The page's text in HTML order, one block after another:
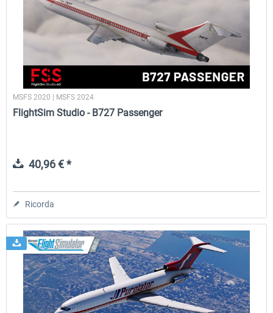
MSFS 2020 | MSFS 2024
FlightSim Studio - B727 Passenger
40,96 € *
Ricorda